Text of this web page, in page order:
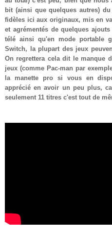
bit (ainsi que quelques autres)
fidèles ici aux originaux, mis en
et agrémentés de quelques
télé ainsi qu'en mode portable
Switch, la plupart des jeux
On regrettera cela dit le manque
jeux (comme Pac-man par
la manette pro si vous en
apprécié en avoir un peu plus,
seulement 11 titres c'est tout de